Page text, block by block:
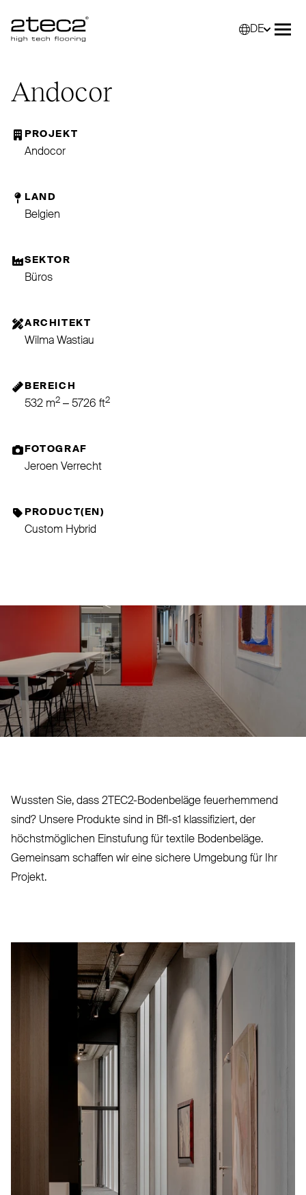
Primary
DE
Andocor
PROJEKT
Andocor
LAND
Belgien
SEKTOR
Büros
ARCHITEKT
Wilma Wastiau
BEREICH
532 m2 – 5726 ft2
FOTOGRAF
Jeroen Verrecht
PRODUCT(EN)
Custom Hybrid
Wussten Sie, dass 2TEC2-Bodenbeläge feu­er­hemmend
sind? Unsere Produkte sind in Bfl-s1 klas­si­fiziert, der
höchst­möglichen Ein­stufung für textile Bodenbeläge.
Gemeinsam schaffen wir eine sichere Umgebung für Ihr
Projekt.